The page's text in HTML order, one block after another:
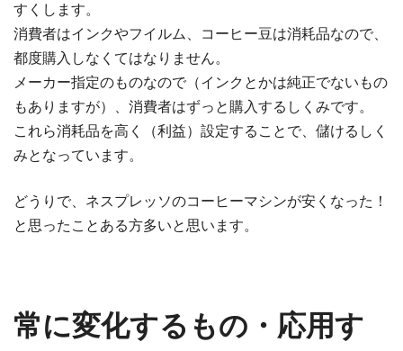
すくします。
消費者はインクやフイルム、コーヒー豆は消耗品なので、
都度購入しなくてはなりません。
メーカー指定のものなので（インクとかは純正でないもの
もありますが）、消費者はずっと購入するしくみです。
これら消耗品を高く（利益）設定することで、儲けるしく
みとなっています。
どうりで、ネスプレッソのコーヒーマシンが安くなった！
と思ったことある方多いと思います。
常に変化するもの・応用す